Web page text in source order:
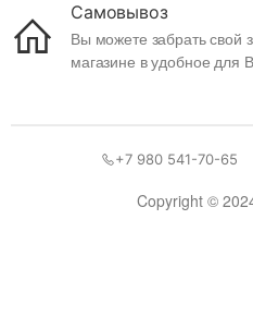
Самовывоз
Вы можете забрать свой
магазине в удобное для
Copyright ©
+7 980 541-70-65